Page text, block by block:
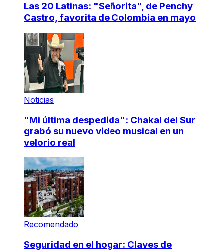
Las 20 Latinas: "Señorita", de Penchy
Castro, favorita de Colombia en mayo
Noticias
"Mi última despedida": Chakal del Sur
grabó su nuevo video musical en un
velorio real
Recomendado
Seguridad en el hogar: Claves de